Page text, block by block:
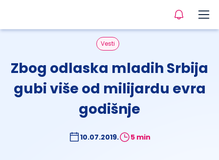
Vesti
Zbog odlaska mladih Srbija
gubi više od milijardu evra
godišnje
10.07.2019. 5 min